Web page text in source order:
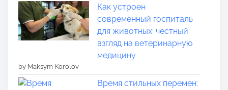
Как устроен
современный госпиталь
для животных: честный
взгляд на ветеринарную
медицину
by Maksym Korolov
Время стильных перемен: